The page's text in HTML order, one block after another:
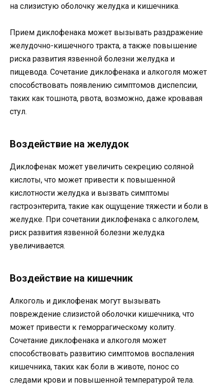
на слизистую оболочку желудка и кишечника.
Прием диклофенака может вызывать раздражение
желудочно-кишечного тракта, а также повышение
риска развития язвенной болезни желудка и
пищевода. Сочетание диклофенака и алкоголя может
способствовать появлению симптомов диспепсии,
таких как тошнота, рвота, возможно, даже кровавая
стул.
Воздействие на желудок
Диклофенак может увеличить секрецию соляной
кислоты, что может привести к повышенной
кислотности желудка и вызвать симптомы
гастроэнтерита, такие как ощущение тяжести и боли в
желудке. При сочетании диклофенака с алкоголем,
риск развития язвенной болезни желудка
увеличивается.
Воздействие на кишечник
Алкоголь и диклофенак могут вызывать
повреждение слизистой оболочки кишечника, что
может привести к геморрагическому колиту.
Сочетание диклофенака и алкоголя может
способствовать развитию симптомов воспаления
кишечника, таких как боли в животе, понос со
следами крови и повышенной температурой тела.